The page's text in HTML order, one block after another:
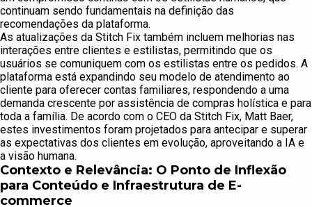
continuam sendo fundamentais na definição das
recomendações da plataforma.
As atualizações da Stitch Fix também incluem melhorias nas
interações entre clientes e estilistas, permitindo que os
usuários se comuniquem com os estilistas entre os pedidos. A
plataforma está expandindo seu modelo de atendimento ao
cliente para oferecer contas familiares, respondendo a uma
demanda crescente por assistência de compras holística e para
toda a família. De acordo com o CEO da Stitch Fix, Matt Baer,
estes investimentos foram projetados para antecipar e superar
as expectativas dos clientes em evolução, aproveitando a IA e
a visão humana.
Contexto e Relevância: O Ponto de Inflexão
para Conteúdo e Infraestrutura de E-
commerce